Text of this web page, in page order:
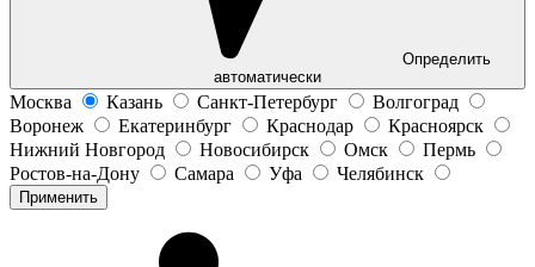
Определить
автоматически
Москва Казань Санкт-Петербург
Волгоград
Воронеж
Екатеринбург Краснодар
Красноярск
Нижний Новгород
Новосибирск Омск
Пермь
Ростов-на-Дону
Самара Уфа Челябинск
Применить